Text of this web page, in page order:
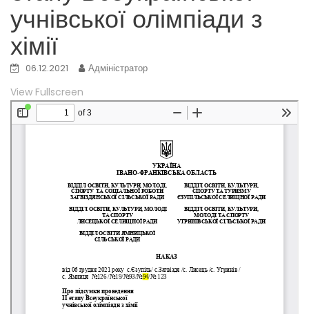
учнівської олімпіади з
хімії
06.12.2021 Адміністратор
View Fullscreen